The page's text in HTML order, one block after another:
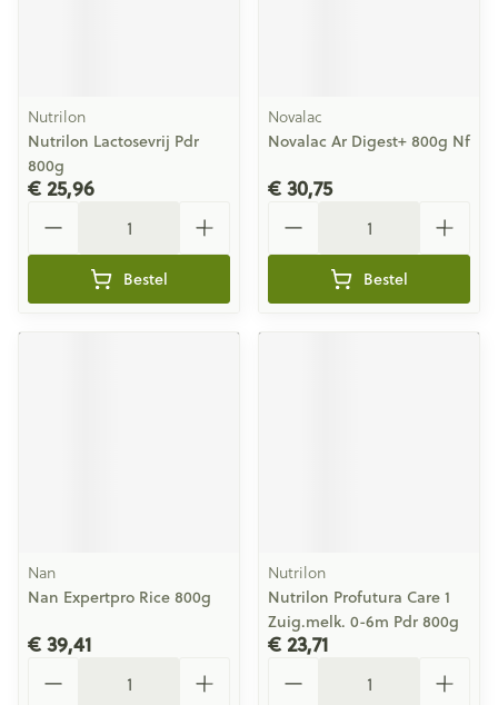
Nutrilon
Nutrilon Lactosevrij Pdr
800g
€ 25,96
Bestel
Novalac
Novalac Ar Digest+ 800g Nf
€ 30,75
Bestel
Nan
Nan Expertpro Rice 800g
€ 39,41
Nutrilon
Nutrilon Profutura Care 1
Zuig.melk. 0-6m Pdr 800g
€ 23,71